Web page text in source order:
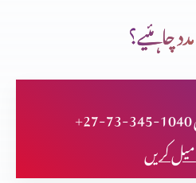
بھی سائنس کی تائیدکرتے ہیں؟(حصہ دوازدہم)
چاہئیے؟
کریں